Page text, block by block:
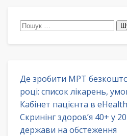
Пошук:
Де зробити МРТ
році: список лікарень,
Кабінет пацієнта в
Скринінг здоров’я 40+ у
держави на обстеження